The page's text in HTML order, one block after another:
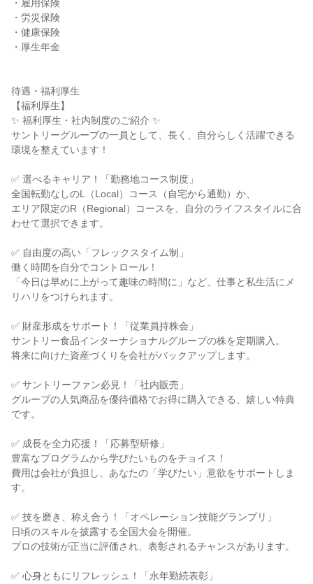
・雇用保険
・労災保険
・健康保険
・厚生年金
待遇・福利厚生
【福利厚生】
✨ 福利厚生・社内制度のご紹介 ✨
サントリーグループの一員として、長く、自分らしく活躍できる
環境を整えています！
✅ 選べるキャリア！「勤務地コース制度」
全国転勤なしのL（Local）コース（自宅から通勤）か、
エリア限定のR（Regional）コースを、自分のライフスタイルに合
わせて選択できます。
✅ 自由度の高い「フレックスタイム制」
働く時間を自分でコントロール！
「今日は早めに上がって趣味の時間に」など、仕事と私生活にメ
リハリをつけられます。
✅ 財産形成をサポート！「従業員持株会」
サントリー食品インターナショナルグループの株を定期購入。
将来に向けた資産づくりを会社がバックアップします。
✅ サントリーファン必見！「社内販売」
グループの人気商品を優待価格でお得に購入できる、嬉しい特典
です。
✅ 成長を全力応援！「応募型研修」
豊富なプログラムから学びたいものをチョイス！
費用は会社が負担し、あなたの「学びたい」意欲をサポートしま
す。
✅ 技を磨き、称え合う！「オペレーション技能グランプリ」
日頃のスキルを披露する全国大会を開催。
プロの技術が正当に評価され、表彰されるチャンスがあります。
✅ 心身ともにリフレッシュ！「永年勤続表彰」